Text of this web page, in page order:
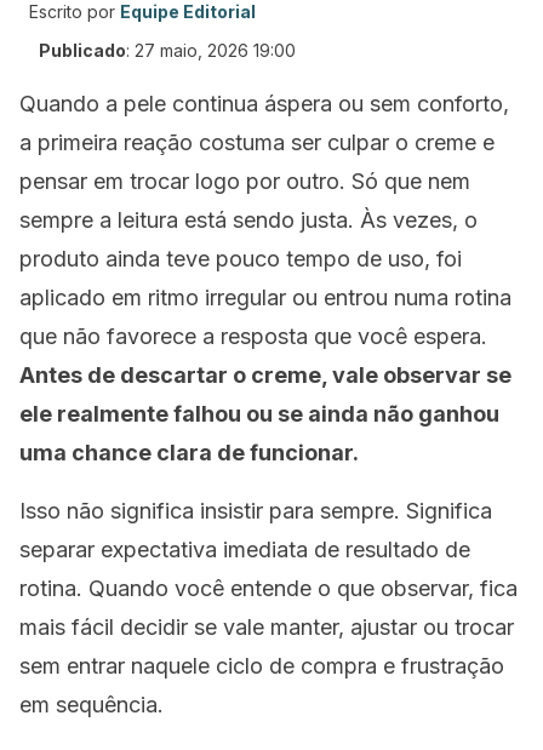
Escrito por Equipe Editorial
Publicado: 27 maio, 2026 19:00
Quando a pele continua áspera ou sem conforto,
a primeira reação costuma ser culpar o creme e
pensar em trocar logo por outro. Só que nem
sempre a leitura está sendo justa. Às vezes, o
produto ainda teve pouco tempo de uso, foi
aplicado em ritmo irregular ou entrou numa rotina
que não favorece a resposta que você espera.
Antes de descartar o creme, vale observar se
ele realmente falhou ou se ainda não ganhou
uma chance clara de funcionar.
Isso não significa insistir para sempre. Significa
separar expectativa imediata de resultado de
rotina. Quando você entende o que observar, fica
mais fácil decidir se vale manter, ajustar ou trocar
sem entrar naquele ciclo de compra e frustração
em sequência.